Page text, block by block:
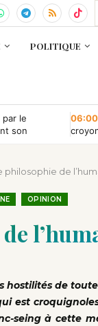
POLITIQUE
par le
son
06:00
philosophie de
OPINION
de
est
seing à cette